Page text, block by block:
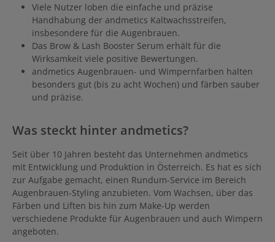
Viele Nutzer loben die einfache und präzise
Handhabung der andmetics Kaltwachsstreifen,
insbesondere für die Augenbrauen.
Das Brow & Lash Booster Serum erhält für die
Wirksamkeit viele positive Bewertungen.
andmetics Augenbrauen- und Wimpernfarben halten
besonders gut (bis zu acht Wochen) und färben sauber
und präzise.
Was steckt hinter andmetics?
Seit über 10 Jahren besteht das Unternehmen andmetics
mit Entwicklung und Produktion in Österreich. Es hat es sich
zur Aufgabe gemacht, einen Rundum-Service im Bereich
Augenbrauen-Styling anzubieten. Vom Wachsen, über das
Färben und Liften bis hin zum Make-Up werden
verschiedene Produkte für Augenbrauen und auch Wimpern
angeboten.